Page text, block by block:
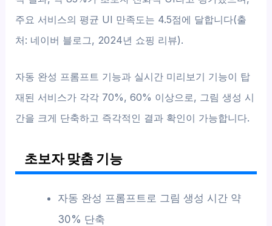
주요 서비스의 평균 UI 만족도는 4.5점에 달합니다(출
처: 네이버 블로그, 2024년 쇼핑 리뷰).
자동 완성 프롬프트 기능과 실시간 미리보기 기능이 탑
재된 서비스가 각각 70%, 60% 이상으로, 그림 생성 시
간을 크게 단축하고 즉각적인 결과 확인이 가능합니다.
초보자 맞춤 기능
자동 완성 프롬프트로 그림 생성 시간 약
30% 단축